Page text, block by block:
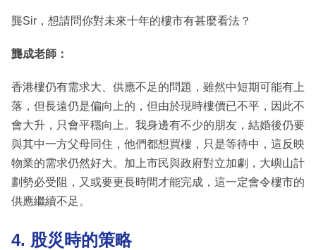
龔Sir，想請問你對未來十年的樓市有甚麼看法？
龔成老師：
香港樓仍有需求大、供應不足的問題，雖然中短期可能有上
落，但長遠仍是偏向上的，但由於現時樓價已不平，因此不
會大升，只會平穩向上。我身邊有不少的朋友，結婚後仍要
與其中一方父母同住，他們都想買樓，只是等待中，這反映
物業的需求仍然好大。加上市民與政府對立加劇，大嶼山計
劃勢必受阻，又或要更長時間才能完成，這一定會令樓市的
供應繼續不足。
4. 股災時的策略